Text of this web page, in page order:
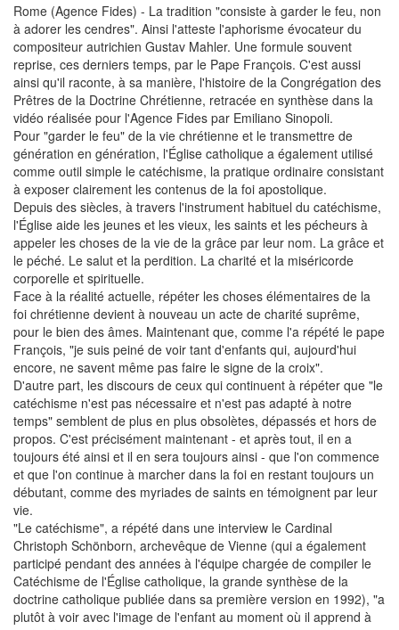
Rome (Agence Fides) - La tradition "consiste à garder le feu, non
à adorer les cendres". Ainsi l'atteste l'aphorisme évocateur du
compositeur autrichien Gustav Mahler. Une formule souvent
reprise, ces derniers temps, par le Pape François. C'est aussi
ainsi qu'il raconte, à sa manière, l'histoire de la Congrégation des
Prêtres de la Doctrine Chrétienne, retracée en synthèse dans la
vidéo réalisée pour l'Agence Fides par Emiliano Sinopoli.
Pour "garder le feu" de la vie chrétienne et le transmettre de
génération en génération, l'Église catholique a également utilisé
comme outil simple le catéchisme, la pratique ordinaire consistant
à exposer clairement les contenus de la foi apostolique.
Depuis des siècles, à travers l'instrument habituel du catéchisme,
l'Église aide les jeunes et les vieux, les saints et les pécheurs à
appeler les choses de la vie de la grâce par leur nom. La grâce et
le péché. Le salut et la perdition. La charité et la miséricorde
corporelle et spirituelle.
Face à la réalité actuelle, répéter les choses élémentaires de la
foi chrétienne devient à nouveau un acte de charité suprême,
pour le bien des âmes. Maintenant que, comme l'a répété le pape
François, "je suis peiné de voir tant d'enfants qui, aujourd'hui
encore, ne savent même pas faire le signe de la croix".
D'autre part, les discours de ceux qui continuent à répéter que "le
catéchisme n'est pas nécessaire et n'est pas adapté à notre
temps" semblent de plus en plus obsolètes, dépassés et hors de
propos. C'est précisément maintenant - et après tout, il en a
toujours été ainsi et il en sera toujours ainsi - que l'on commence
et que l'on continue à marcher dans la foi en restant toujours un
débutant, comme des myriades de saints en témoignent par leur
vie.
"Le catéchisme", a répété dans une interview le Cardinal
Christoph Schönborn, archevêque de Vienne (qui a également
participé pendant des années à l'équipe chargée de compiler le
Catéchisme de l'Église catholique, la grande synthèse de la
doctrine catholique publiée dans sa première version en 1992), "a
plutôt à voir avec l'image de l'enfant au moment où il apprend à